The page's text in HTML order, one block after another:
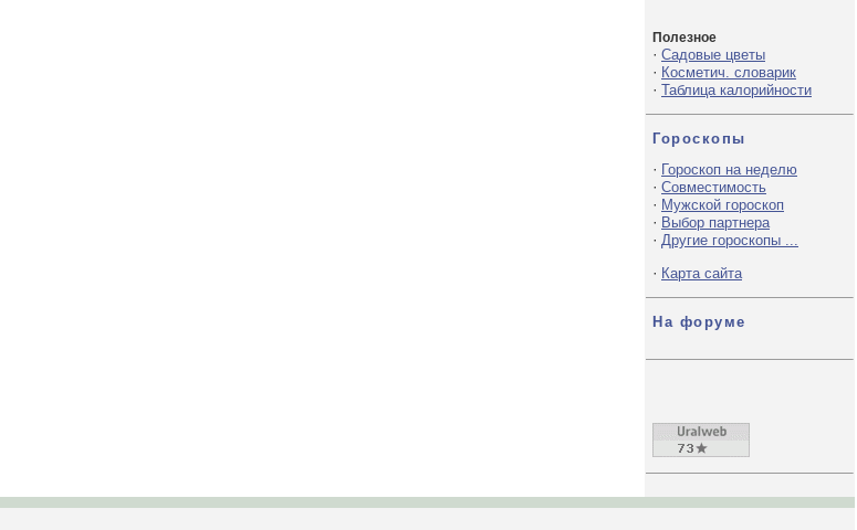
Полезное
· Садовые цветы
· Косметич. словарик
· Таблица калорийности
Гороскопы
· Гороскоп на неделю
· Совместимость
· Мужской гороскоп
· Выбор партнера
· Другие гороскопы ...
· Карта сайта
На форуме